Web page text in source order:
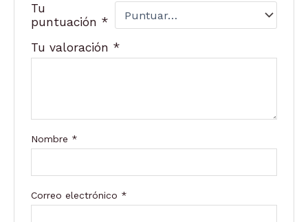
Tu
puntuación *
Tu valoración *
Nombre *
Correo electrónico *